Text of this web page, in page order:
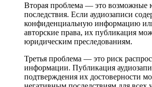
Вторая проблема — это возможные
последствия. Если аудиозаписи
конфиденциальную информацию
авторские права, их публикация
юридическим преследованиям.
Третья проблема — это риск
информации. Публикация
подтверждения их достоверности